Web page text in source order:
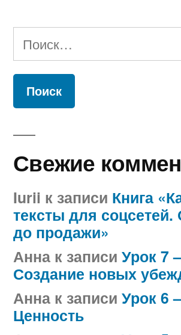
Найти:
Свежие
Iurii к записи Книга
тексты для соцсетей.
до продажи»
Анна к записи Урок 7
Создание новых
Анна к записи Урок 6
Ценность